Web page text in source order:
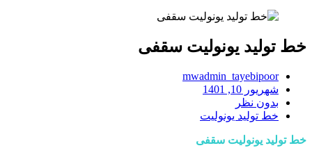
خط تولید یونولیت سقفی
mwadmin_tayebipoor
شهریور 10, 1401
بدون نظر
خط تولید یونولیت
خط تولید یونولیت سقفی